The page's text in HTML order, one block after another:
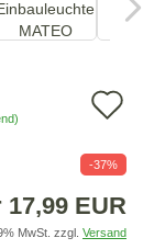
-37%
17,99 EUR
MwSt. zzgl. Versand